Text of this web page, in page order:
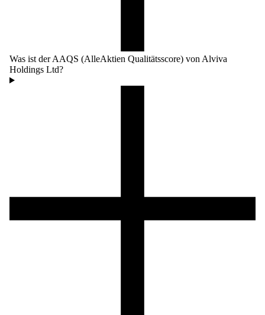
Was ist der AAQS (AlleAktien Qualitätsscore) von Alviva
Holdings Ltd?